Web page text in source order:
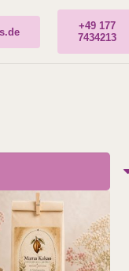
+49 177
7434213